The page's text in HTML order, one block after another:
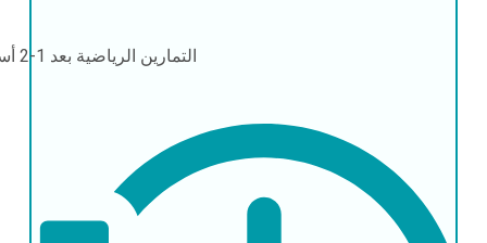
التمارين الرياضية بعد 1-2 أسابيع